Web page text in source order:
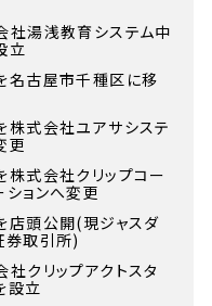
社湯浅教育システム中
立
名古屋市千種区に移
株式会社ユアサシステ
更
株式会社クリップコー
ションへ変更
店頭公開(現ジャスダ
券取引所)
社クリップアクトスタ
設立